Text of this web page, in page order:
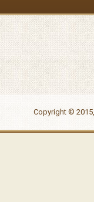
Copyright ©